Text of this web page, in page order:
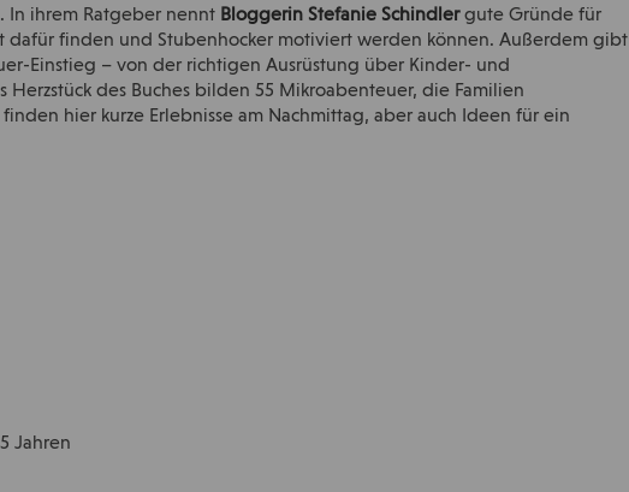
In ihrem Ratgeber nennt Bloggerin Stefanie Schindlergute Gründe für
dafür finden und Stubenhocker motiviert werden können. Außerdem gibt
Einstieg – von der richtigen Ausrüstung über Kinder- und
des Buches bilden 55 Mikroabenteuer, die Familien
hier kurze Erlebnisse am Nachmittag, aber auch Ideen für ein
Jahren